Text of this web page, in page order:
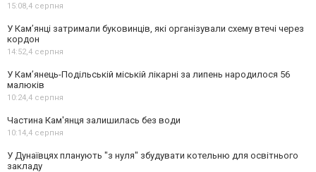
15:08,4 серпня
У Кам’янці затримали буковинців, які організували схему втечі через
кордон
14:52,4 серпня
У Кам’янець-Подільській міській лікарні за липень народилося 56
малюків
10:24,4 серпня
Частина Кам'янця залишилась без води
10:14,4 серпня
У Дунаївцях планують "з нуля" збудувати котельню для освітнього
закладу